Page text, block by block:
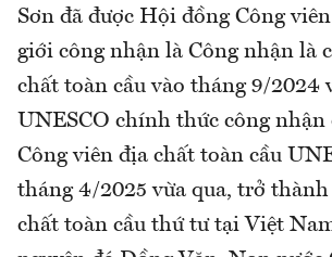
Sơn đã được Hội đồng Công
giới công nhận là Công nhận là
chất toàn cầu vào tháng 9/2024
UNESCO chính thức công nhận
Công viên địa chất toàn cầu
tháng 4/2025 vừa qua, trở
chất toàn cầu thứ tư tại Việt